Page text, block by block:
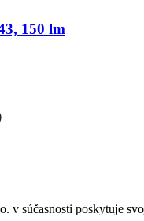
150 lm
v súčasnosti poskytuje